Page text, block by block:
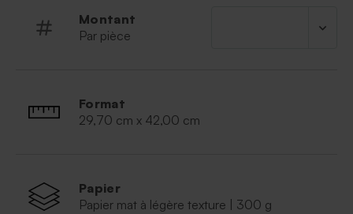
Police
Couleur de la police
Qualité du papier : papier cartonné épais. Finition
L'affiche est vendue
Montant
Par pièce
Format
29,70 cm x 42,00 cm
Papier
Papier mat à légère texture | 300 g